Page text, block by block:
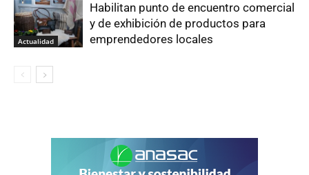
Actualidad
Habilitan punto de encuentro comercial
y de exhibición de productos para
emprendedores locales